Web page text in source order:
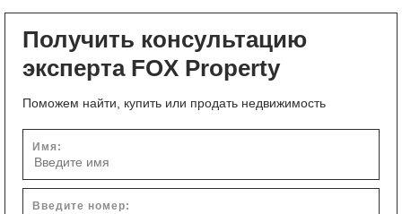
Получить консультацию
эксперта FOX Property
Поможем найти, купить или продать недвижимость
Имя:
Введите номер: